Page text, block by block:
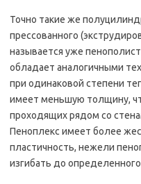
Точно такие же
прессованного
называется уже
обладает аналогичными
при одинаковой степени
имеет меньшую толщину,
проходящих рядом со
Пеноплекс имеет более
пластичность, нежели
изгибать до